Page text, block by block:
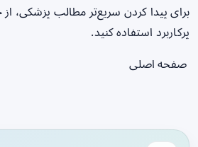
برای پیدا کردن سریع‌تر مطالب پزشکی،
پرکاربرد استفاده کنید.
صفحه اصلی